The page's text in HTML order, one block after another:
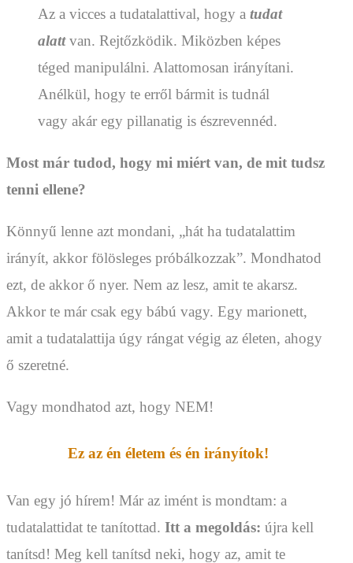
Az a vicces a tudatalattival, hogy a tudat
alattvan. Rejtőzködik. Miközben képes
téged manipulálni. Alattomosan irányítani.
Anélkül, hogy te erről bármit is tudnál
vagy akár egy pillanatig is észrevennéd.
Most már tudod, hogy mi miért van, de mit tudsz
tenni ellene?
Könnyű lenne azt mondani, „hát ha tudatalattim
irányít, akkor fölösleges próbálkozzak”. Mondhatod
ezt, de akkor ő nyer. Nem az lesz, amit te akarsz.
Akkor te már csak egy bábú vagy. Egy marionett,
amit a tudatalattija úgy rángat végig az életen, ahogy
ő szeretné.
Vagy mondhatod azt, hogy NEM!
Ez az én életem és én irányítok!
Van egy jó hírem! Már az imént is mondtam: a
tudatalattidat te tanítottad. Itt a megoldás: újra kell
tanítsd! Meg kell tanítsd neki, hogy az, amit te